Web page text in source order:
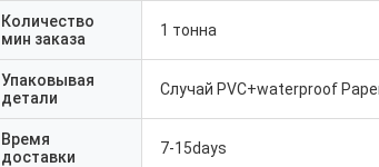
Количество
мин заказа
1 тонна
Упаковывая
детали
Случай PVC+waterproof
Время
доставки
7-15days